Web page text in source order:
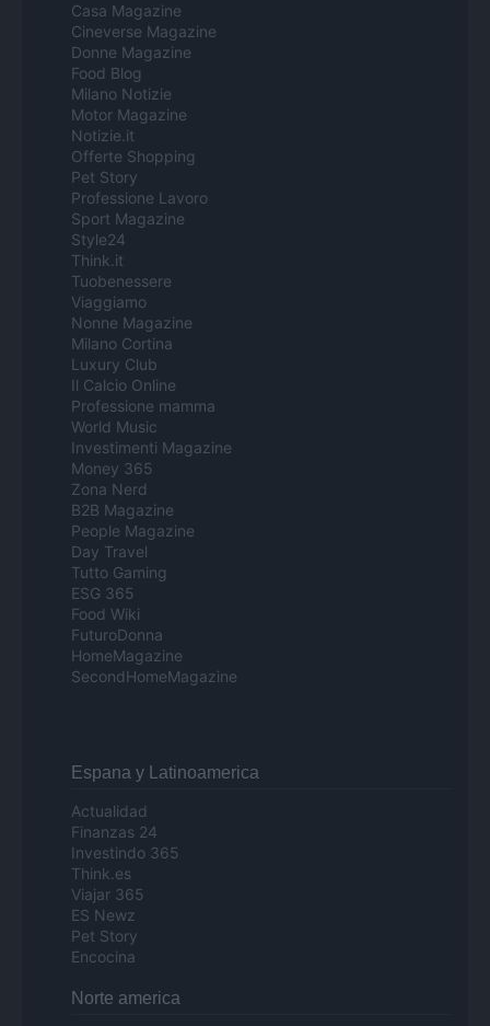
Casa Magazine
Cineverse Magazine
Donne Magazine
Food Blog
Milano Notizie
Motor Magazine
Notizie.it
Offerte Shopping
Pet Story
Professione Lavoro
Sport Magazine
Style24
Think.it
Tuobenessere
Viaggiamo
Nonne Magazine
Milano Cortina
Luxury Club
Il Calcio Online
Professione mamma
World Music
Investimenti Magazine
Money 365
Zona Nerd
B2B Magazine
People Magazine
Day Travel
Tutto Gaming
ESG 365
Food Wiki
FuturoDonna
HomeMagazine
SecondHomeMagazine
Espana y Latinoamerica
Actualidad
Finanzas 24
Investindo 365
Think.es
Viajar 365
ES Newz
Pet Story
Encocina
Norte america